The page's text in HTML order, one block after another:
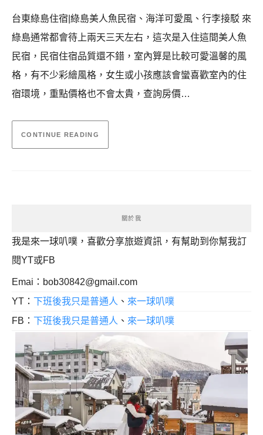
台東綠島住宿|綠島美人魚民宿、海洋可愛風、行李接駁 來
綠島通常都會待上兩天三天左右，這次是入住這間美人魚
民宿，民宿住宿品質還不錯，室內算是比較可愛溫馨的風
格，有不少彩繪風格，女生或小孩應該會蠻喜歡室內的住
宿環境，重點價格也不會太貴，查詢房價…
CONTINUE READING
關於我
我是來一球叭噗，喜歡分享旅遊資訊，有幫助到你幫我訂
閱YT或FB
Emai： bob30842@gmail.com
YT： 下班後我只是普通人 、 來一球叭噗
FB： 下班後我只是普通人 、 來一球叭噗